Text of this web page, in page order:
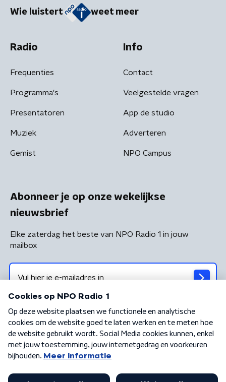
Wie luistert weet meer
Radio
Frequenties
Programma's
Presentatoren
Muziek
Gemist
Info
Contact
Veelgestelde vragen
App de studio
Adverteren
NPO Campus
Abonneer je op onze wekelijkse
nieuwsbrief
Elke zaterdag het beste van NPO Radio 1 in jouw
mailbox
Algemene voorwaarden